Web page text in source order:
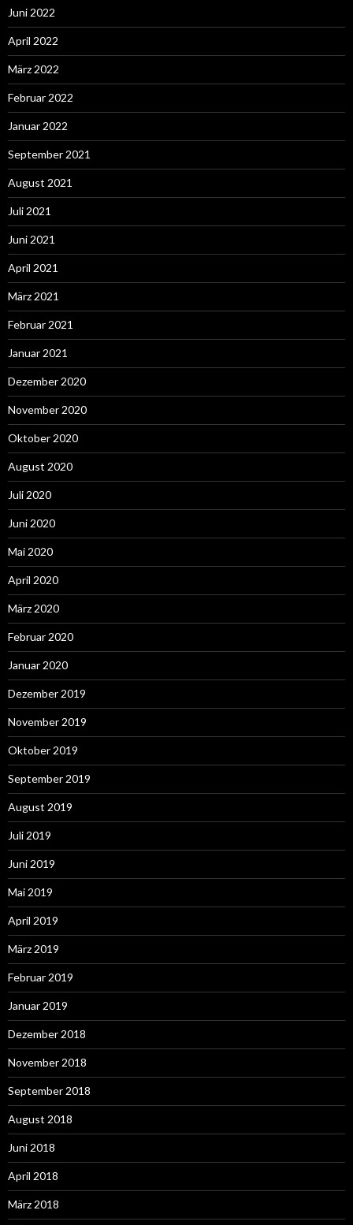
Juni 2022
April 2022
März 2022
Februar 2022
Januar 2022
September 2021
August 2021
Juli 2021
Juni 2021
April 2021
März 2021
Februar 2021
Januar 2021
Dezember 2020
November 2020
Oktober 2020
August 2020
Juli 2020
Juni 2020
Mai 2020
April 2020
März 2020
Februar 2020
Januar 2020
Dezember 2019
November 2019
Oktober 2019
September 2019
August 2019
Juli 2019
Juni 2019
Mai 2019
April 2019
März 2019
Februar 2019
Januar 2019
Dezember 2018
November 2018
September 2018
August 2018
Juni 2018
April 2018
März 2018